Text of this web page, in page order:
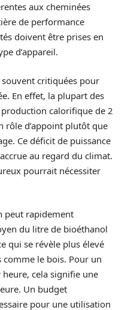
aux cheminées
de performance
doivent être prises en
d’appareil.
critiquées pour
En effet, la plupart des
calorifique de 2
rôle d’appoint plutôt que
Ce déficit de puissance
au regard du climat.
pourrait nécessiter
peut rapidement
du litre de bioéthanol
qui se révèle plus élevé
comme le bois. Pour un
cela signifie une
Un budget
pour une utilisation